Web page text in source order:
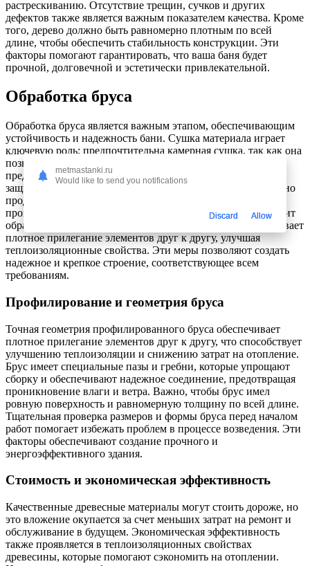
растрескиванию. Отсутствие трещин, сучков и других
дефектов также является важным показателем качества. Кроме
того, дерево должно быть равномерно плотным по всей
длине, чтобы обеспечить стабильность конструкции. Эти
факторы помогают гарантировать, что ваша баня будет
прочной, долговечной и эстетически привлекательной.
Обработка бруса
Обработка бруса является важным этапом, обеспечивающим
устойчивость и надежность бани. Сушка материала играет
ключевую роль: предпочтительна камерная сушка, так как она
позволяет достичь оптимального уровня влажности,
предотвращая трещины. Антисептическая обработка
защищает брус от грибка, плесени и насекомых, значительно
продлевая срок службы конструкции. Противопожарная
пропитка важна для повышения огнестойкости. Также стоит
обратить внимание на профилирование, которое обеспечивает
плотное прилегание элементов друг к другу, улучшая
теплоизоляционные свойства. Эти меры позволяют создать
надежное и крепкое строение, соответствующее всем
требованиям.
Профилирование и геометрия бруса
Точная геометрия профилированного бруса обеспечивает
плотное прилегание элементов друг к другу, что способствует
улучшению теплоизоляции и снижению затрат на отопление.
Брус имеет специальные пазы и гребни, которые упрощают
сборку и обеспечивают надежное соединение, предотвращая
проникновение влаги и ветра. Важно, чтобы брус имел
ровную поверхность и равномерную толщину по всей длине.
Тщательная проверка размеров и формы бруса перед началом
работ помогает избежать проблем в процессе возведения. Эти
факторы обеспечивают создание прочного и
энергоэффективного здания.
Стоимость и экономическая эффективность
Качественные древесные материалы могут стоить дороже, но
это вложение окупается за счет меньших затрат на ремонт и
обслуживание в будущем. Экономическая эффективность
также проявляется в теплоизоляционных свойствах
древесины, которые помогают сэкономить на отоплении.
metmastanki.ru
Would like to send you notifications
Discard Allow